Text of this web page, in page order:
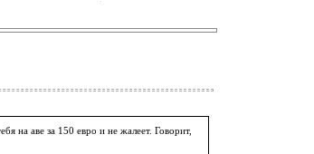
на аве за 150 евро и не жалеет. Говорит,